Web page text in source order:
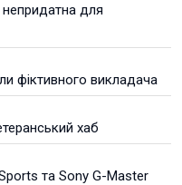
для
фіктивного викладача
хаб
та Sony G-Master